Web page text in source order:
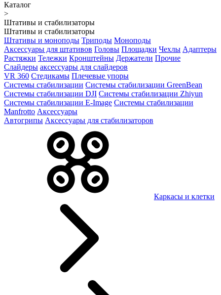
Каталог
>
Штативы и стабилизаторы
Штативы и стабилизаторы
Штативы и моноподы Триподы Моноподы
Аксессуары для штативов Головы Площадки Чехлы Адаптеры
Растяжки Тележки Кронштейны Держатели Прочие
Слайдеры аксессуары для слайдеров
VR 360 Стедикамы Плечевые упоры
Системы стабилизации Системы стабилизации GreenBean
Системы стабилизации DJI Системы стабилизации Zhiyun
Системы стабилизации E-Image Системы стабилизации
Manfrotto Аксессуары
Автогрипы Аксессуары для стабилизаторов
Каркасы и клетки